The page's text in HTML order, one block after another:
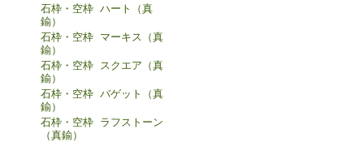
石枠・空枠 ハート（真
鍮）
石枠・空枠 マーキス（真
鍮）
石枠・空枠 スクエア（真
鍮）
石枠・空枠 バゲット（真
鍮）
石枠・空枠 ラフストーン
（真鍮）